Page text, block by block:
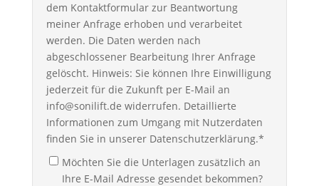
dem Kontaktformular zur Beantwortung
meiner Anfrage erhoben und verarbeitet
werden. Die Daten werden nach
abgeschlossener Bearbeitung Ihrer Anfrage
gelöscht. Hinweis: Sie können Ihre Einwilligung
jederzeit für die Zukunft per E-Mail an
info@sonilift.de widerrufen. Detaillierte
Informationen zum Umgang mit Nutzerdaten
finden Sie in unserer Datenschutzerklärung.*
Möchten Sie die Unterlagen zusätzlich an
Ihre E-Mail Adresse gesendet bekommen?